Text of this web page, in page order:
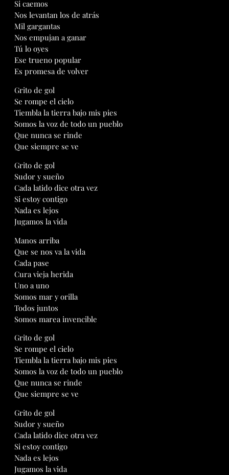
Si caemos
Nos levantan los de atrás
Mil gargantas
Nos empujan a ganar
Tú lo oyes
Ese trueno popular
Es promesa de volver
Grito de gol
Se rompe el cielo
Tiembla la tierra bajo mis pies
Somos la voz de todo un pueblo
Que nunca se rinde
Que siempre se ve
Grito de gol
Sudor y sueño
Cada latido dice otra vez
Si estoy contigo
Nada es lejos
Jugamos la vida
Manos arriba
Que se nos va la vida
Cada pase
Cura vieja herida
Uno a uno
Somos mar y orilla
Todos juntos
Somos marea invencible
Grito de gol
Se rompe el cielo
Tiembla la tierra bajo mis pies
Somos la voz de todo un pueblo
Que nunca se rinde
Que siempre se ve
Grito de gol
Sudor y sueño
Cada latido dice otra vez
Si estoy contigo
Nada es lejos
Jugamos la vida